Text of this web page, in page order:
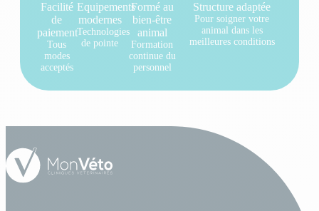
Facilité
de
paiement
Tous
modes
acceptés
Equipements
modernes
Technologies
de pointe
Formé au
bien-être
animal
Formation
continue du
personnel
Structure adaptée
Pour soigner votre
animal dans les
meilleures conditions